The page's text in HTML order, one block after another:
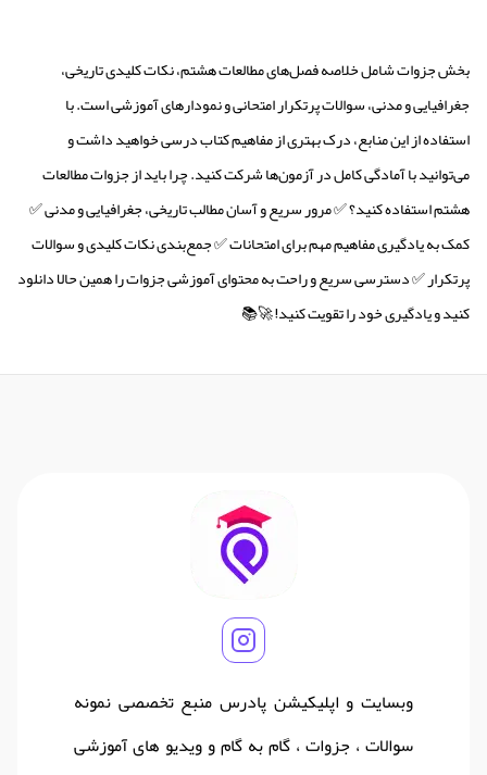
بخش جزوات شامل خلاصه فصل‌های مطالعات هشتم، نکات کلیدی تاریخی،
جغرافیایی و مدنی، سوالات پرتکرار امتحانی و نمودارهای آموزشی است. با
استفاده از این منابع، درک بهتری از مفاهیم کتاب درسی خواهید داشت و
می‌توانید با آمادگی کامل در آزمون‌ها شرکت کنید. چرا باید از جزوات مطالعات
هشتم استفاده کنید؟ ✅ مرور سریع و آسان مطالب تاریخی، جغرافیایی و مدنی ✅
کمک به یادگیری مفاهیم مهم برای امتحانات ✅ جمع‌بندی نکات کلیدی و سوالات
پرتکرار ✅ دسترسی سریع و راحت به محتوای آموزشی جزوات را همین حالا دانلود
کنید و یادگیری خود را تقویت کنید! 🚀📚
وبسایت و اپلیکیشن پادرس منبع تخصصی نمونه
سوالات ، جزوات ، گام به گام و ویدیو های آموزشی